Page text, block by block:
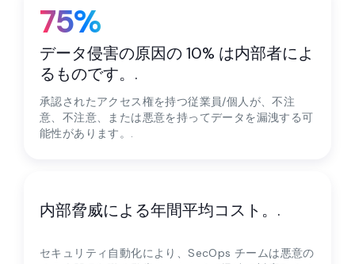
データ侵害の原因の 10% は内部者によ
るものです。.
75%
承認されたアクセス権を持つ従業員/個人が、不注
意、不注意、または悪意を持ってデータを漏洩する可
能性があります。.
内部脅威による年間平均コスト。.
$13M